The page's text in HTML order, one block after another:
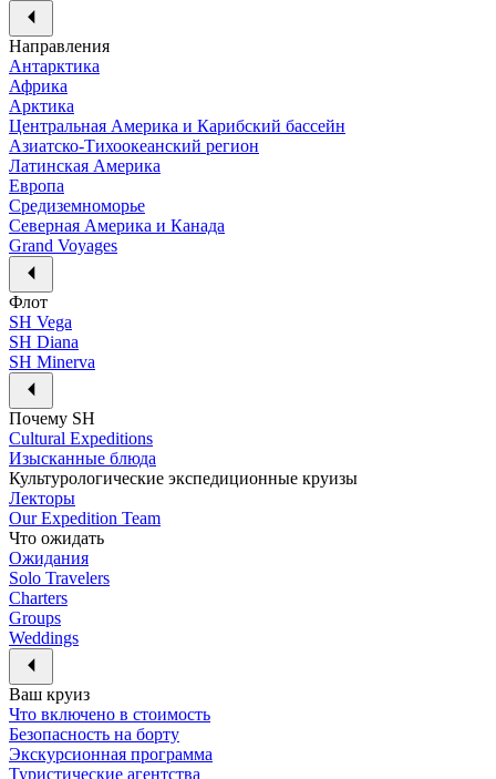
Направления
Антарктика
Африка
Арктика
Центральная Америка и Карибский бассейн
Азиатско-Тихоокеанский регион
Латинская Америка
Европа
Средиземноморье
Северная Америка и Канада
Grand Voyages
Флот
SH Vega
SH Diana
SH Minerva
Почему SH
Cultural Expeditions
Изысканные блюда
Культурологические экспедиционные круизы
Лекторы
Our Expedition Team
Что ожидать
Ожидания
Solo Travelers
Charters
Groups
Weddings
Ваш круиз
Что включено в стоимость
Безопасность на борту
Экскурсионная программа
Туристические агентства